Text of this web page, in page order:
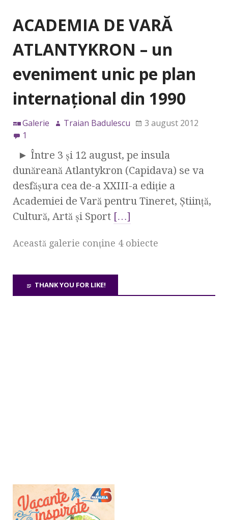
ACADEMIA DE VARĂ
ATLANTYKRON – un
eveniment unic pe plan
internaţional din 1990
Galerie Traian Badulescu
3 august 2012
1
► Între 3 şi 12 august, pe insula
dunăreană Atlantykron (Capidava) se va
desfăşura cea de-a XXIII-a ediţie a
Academiei de Vară pentru Tineret, Ştiinţă,
Cultură, Artă şi Sport […]
Această galerie conţine 4 obiecte
THANK YOU FOR LIKE!